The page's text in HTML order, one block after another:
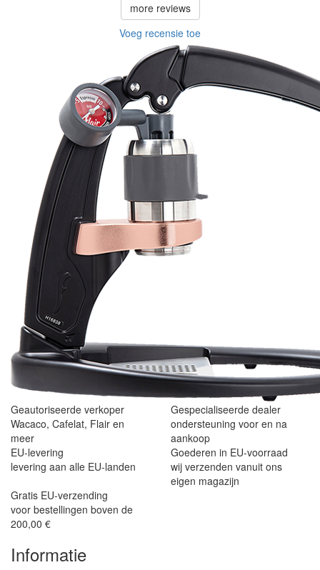
more reviews
Voeg recensie toe
Geautoriseerde verkoper
Wacaco, Cafelat, Flair en
meer
Gespecialiseerde dealer
ondersteuning voor en na
aankoop
EU-levering
levering aan alle EU-landen
Goederen in EU-voorraad
wij verzenden vanuit ons
eigen magazijn
Gratis EU-verzending
voor bestellingen boven de
200,00 €
Informatie